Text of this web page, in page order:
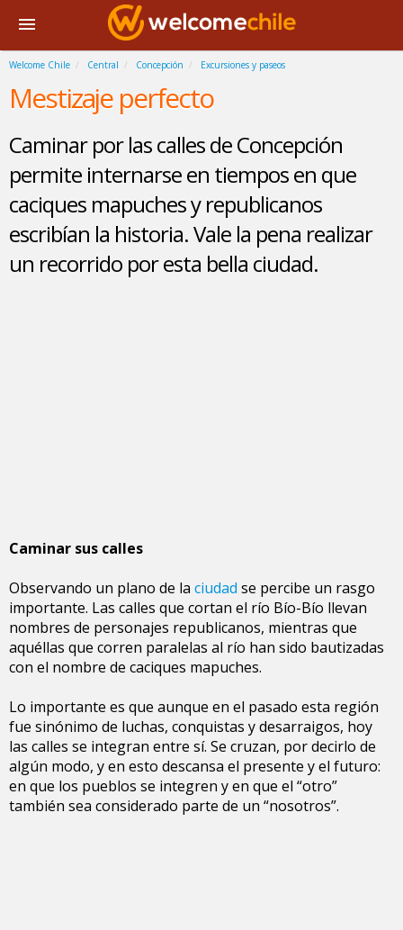
Welcome Chile Central Concepción Excursiones y paseos
Mestizaje perfecto
Caminar por las calles de Concepción
permite internarse en tiempos en que
caciques mapuches y republicanos
escribían la historia. Vale la pena realizar
un recorrido por esta bella ciudad.
Caminar sus calles
Observando un plano de la ciudad se percibe un rasgo
importante. Las calles que cortan el río Bío-Bío llevan
nombres de personajes republicanos, mientras que
aquéllas que corren paralelas al río han sido bautizadas
con el nombre de caciques mapuches.
Lo importante es que aunque en el pasado esta región
fue sinónimo de luchas, conquistas y desarraigos, hoy
las calles se integran entre sí. Se cruzan, por decirlo de
algún modo, y en esto descansa el presente y el futuro:
en que los pueblos se integren y en que el “otro”
también sea considerado parte de un “nosotros”.